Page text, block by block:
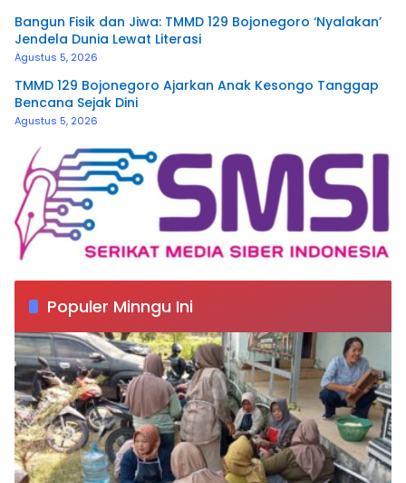
Bangun Fisik dan Jiwa: TMMD 129 Bojonegoro ‘Nyalakan’
Jendela Dunia Lewat Literasi
Agustus 5, 2026
TMMD 129 Bojonegoro Ajarkan Anak Kesongo Tanggap
Bencana Sejak Dini
Agustus 5, 2026
Populer Minngu Ini